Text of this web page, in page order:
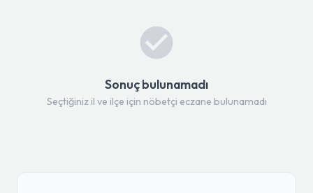
Sonuç bulunamadı
Seçtiğiniz il ve ilçe için nöbetçi eczane bulunamadı